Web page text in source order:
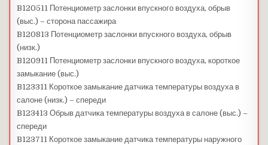
B120511 Потенциометр заслонки впускного воздуха, обрыв
(выс.) – сторона пассажира
B120813 Потенциометр заслонки впускного воздуха, обрыв
(низк.)
B120911 Потенциометр заслонки впускного воздуха, короткое
замыкание (выс.)
B123311 Короткое замыкание датчика температуры воздуха в
салоне (низк.) – спереди
B123413 Обрыв датчика температуры воздуха в салоне (выс.) –
спереди
B123711 Короткое замыкание датчика температуры наружного